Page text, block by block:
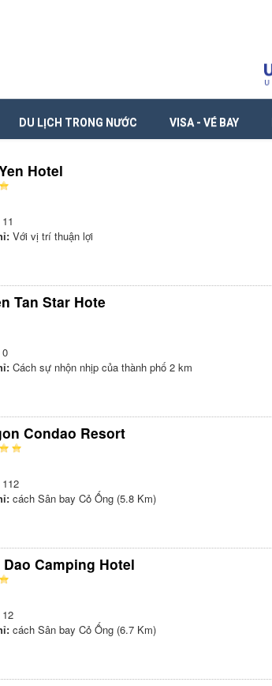
DU LỊCH TRONG NƯỚC VISA - VÉ BAY
Hotel
11
Với vị trí thuận lợi
Tan Star Hote
0
Cách sự nhộn nhịp của thành phố 2 km
Condao Resort
112
cách Sân bay Cỏ Ống (5.8 Km)
Camping Hotel
12
cách Sân bay Cỏ Ống (6.7 Km)